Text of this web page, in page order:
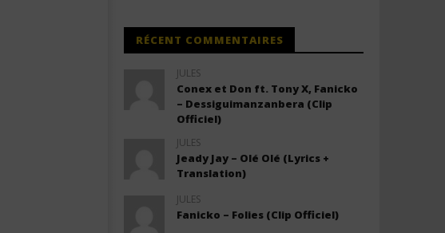
RÉCENT COMMENTAIRES
JULES
Conex et Don ft. Tony X, Fanicko
– Dessiguimanzanbera (Clip
Officiel)
JULES
Jeady Jay – Olé Olé (Lyrics +
Translation)
JULES
Fanicko – Folies (Clip Officiel)